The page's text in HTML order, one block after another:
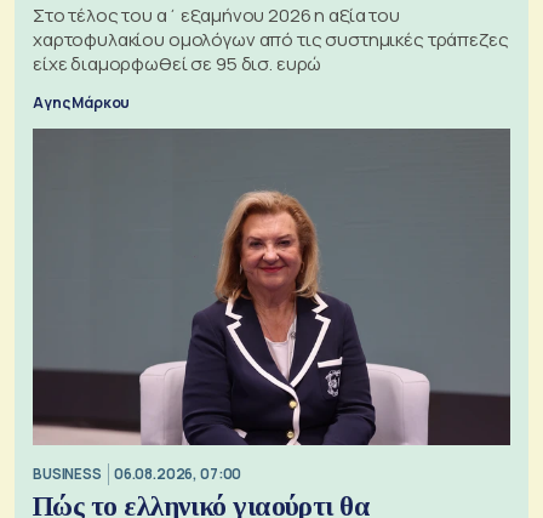
Στο τέλος του α΄ εξαμήνου 2026 η αξία του
χαρτοφυλακίου ομολόγων από τις συστημικές τράπεζες
είχε διαμορφωθεί σε 95 δισ. ευρώ
Αγης Μάρκου
BUSINESS 06.08.2026, 07:00
Πώς το ελληνικό γιαούρτι θα